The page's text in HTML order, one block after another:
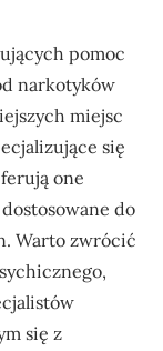
pomoc
narkotyków
miejsc
się
one
do
Warto zwrócić
się z